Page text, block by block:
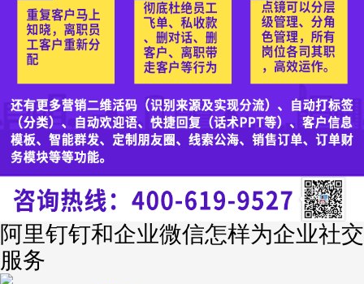
阿里钉钉和企业微信怎样为企业社交
服务